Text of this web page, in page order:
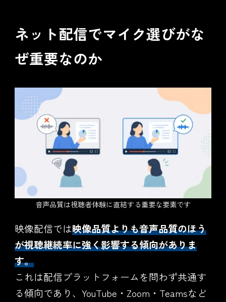
ネット配信でマイク選びがな
ぜ重要なのか
音声品質は視聴者体験に直結する重要な要素です
映像配信では映像品質よりも音声品質のほう
が視聴継続率に強く影響する傾向がありま
す。
これは配信プラットフォームを問わず共通す
る傾向であり、YouTube・Zoom・Teamsなど